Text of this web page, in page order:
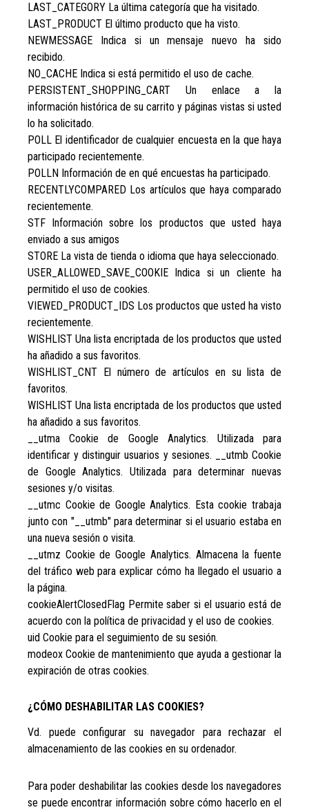
LAST_CATEGORY La última categoría que ha visitado.
LAST_PRODUCT El último producto que ha visto.
NEWMESSAGE Indica si un mensaje nuevo ha sido
recibido.
NO_CACHE Indica si está permitido el uso de cache.
PERSISTENT_SHOPPING_CART Un enlace a la
información histórica de su carrito y páginas vistas si usted
lo ha solicitado.
POLL El identificador de cualquier encuesta en la que haya
participado recientemente.
POLLN Información de en qué encuestas ha participado.
RECENTLYCOMPARED Los artículos que haya comparado
recientemente.
STF Información sobre los productos que usted haya
enviado a sus amigos
STORE La vista de tienda o idioma que haya seleccionado.
USER_ALLOWED_SAVE_COOKIE Indica si un cliente ha
permitido el uso de cookies.
VIEWED_PRODUCT_IDS Los productos que usted ha visto
recientemente.
WISHLIST Una lista encriptada de los productos que usted
ha añadido a sus favoritos.
WISHLIST_CNT El número de artículos en su lista de
favoritos.
WISHLIST Una lista encriptada de los productos que usted
ha añadido a sus favoritos.
__utma Cookie de Google Analytics. Utilizada para
identificar y distinguir usuarios y sesiones. __utmb Cookie
de Google Analytics. Utilizada para determinar nuevas
sesiones y/o visitas.
__utmc Cookie de Google Analytics. Esta cookie trabaja
junto con "__utmb" para determinar si el usuario estaba en
una nueva sesión o visita.
__utmz Cookie de Google Analytics. Almacena la fuente
del tráfico web para explicar cómo ha llegado el usuario a
la página.
cookieAlertClosedFlag Permite saber si el usuario está de
acuerdo con la política de privacidad y el uso de cookies.
uid Cookie para el seguimiento de su sesión.
modeox Cookie de mantenimiento que ayuda a gestionar la
expiración de otras cookies.
¿CÓMO DESHABILITAR LAS COOKIES?
Vd. puede configurar su navegador para rechazar el
almacenamiento de las cookies en su ordenador.
Para poder deshabilitar las cookies desde los navegadores
se puede encontrar información sobre cómo hacerlo en el